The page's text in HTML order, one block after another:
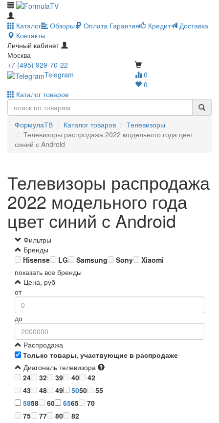
Каталог Обзоры Оплата Гарантия Кредит
Доставка
Контакты
Личный кабинет
Москва
0
0
+7 (495) 929-70-22
Telegram
Каталог товаров
ФормулаТВ Каталог товаров
Телевизоры
Телевизоры распродажа 2022 модельного года цвет
синий с Android
Телевизоры распродажа
2022 модельного года
цвет синий с Android
Фильтры
Бренды
Hisense
LG Samsung Sony
Xiaomi
показать все бренды
Цена, руб
от
до
Распродажа
Только товары, участвующие в распродаже
Диагональ телевизора
24
32 39 40
42
43
48 49 5050
55
5858 60 6565
70
75
77 80
82